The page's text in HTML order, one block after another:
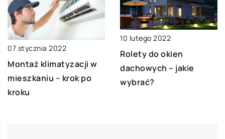
07 stycznia 2022
Montaż klimatyzacji w
mieszkaniu – krok po
kroku
10 lutego 2022
Rolety do okien
dachowych – jakie
wybrać?